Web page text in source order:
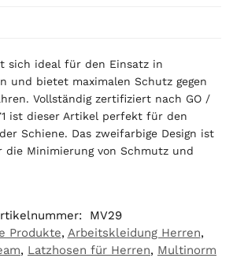
sich ideal für den Einsatz in
und bietet maximalen Schutz gegen
Vollständig zertifiziert nach GO /
ist dieser Artikel perfekt für den
Schiene. Das zweifarbige Design ist
Minimierung von Schmutz und
MV29
Produkte, Arbeitskleidung Herren,
, Latzhosen für Herren, Multinorm